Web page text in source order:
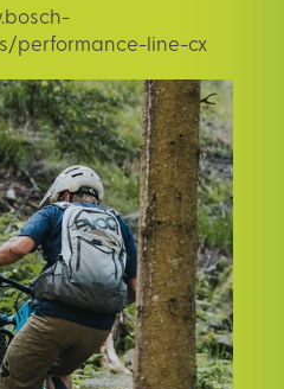
performance-line-cx